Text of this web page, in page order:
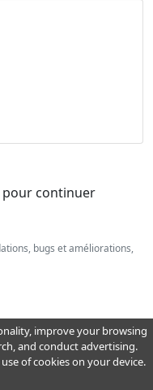
pour continuer
bugs et améliorations,
improve your browsing
and conduct advertising.
of cookies on your device.